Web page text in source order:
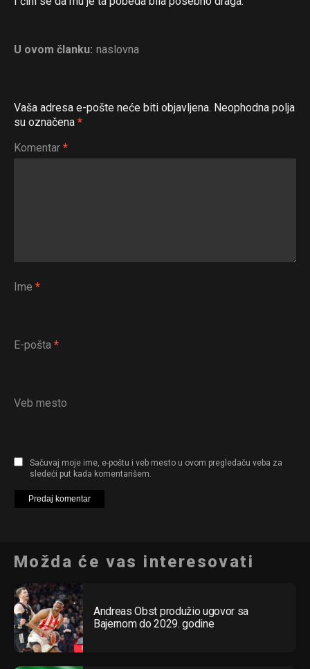
U ovom članku: naslovna
Vaša adresa e-pošte neće biti objavljena. Neophodna polja
su označena *
Komentar *
Ime *
E-pošta *
Veb mesto
Sačuvaj moje ime, e-poštu i veb mesto u ovom pregledaču veba za
sledeći put kada komentarišem.
Možda će vas interesovati
Andreas Obst produžio ugovor sa
Bajernom do 2029. godine